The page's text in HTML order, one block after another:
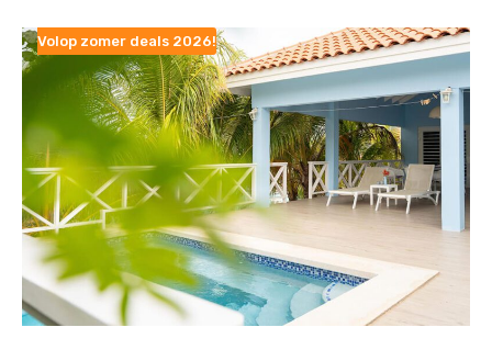
Volop zomer deals 2026!